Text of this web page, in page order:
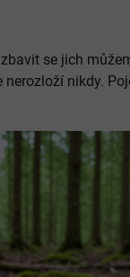
se jich
nerozloží nikdy.